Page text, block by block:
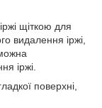
щіткою для
видалення іржі,
іржі.
поверхні,